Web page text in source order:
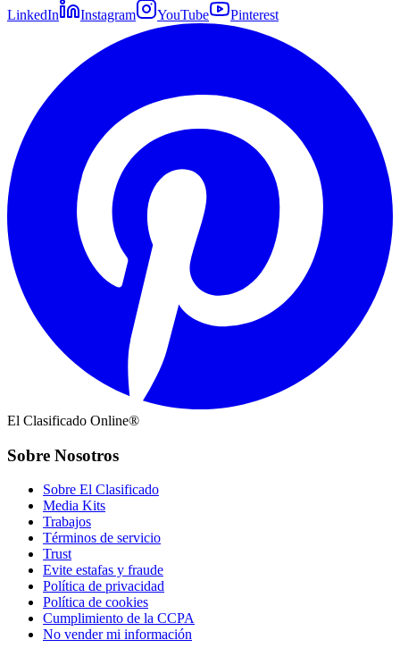
LinkedIn Instagram YouTube Pinterest
El Clasificado Online®
Sobre Nosotros
Sobre El Clasificado
Media Kits
Trabajos
Términos de servicio
Trust
Evite estafas y fraude
Política de privacidad
Política de cookies
Cumplimiento de la CCPA
No vender mi información